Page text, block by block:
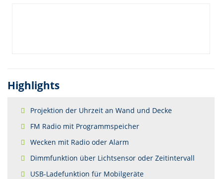
Highlights
Projektion der Uhrzeit an Wand und Decke
FM Radio mit Programmspeicher
Wecken mit Radio oder Alarm
Dimmfunktion über Lichtsensor oder Zeitintervall
USB-Ladefunktion für Mobilgeräte